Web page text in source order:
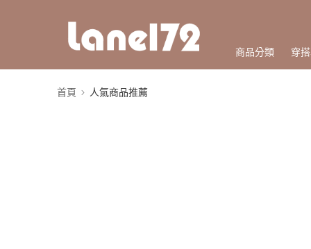
商品分類 穿
首頁 人氣商品推薦